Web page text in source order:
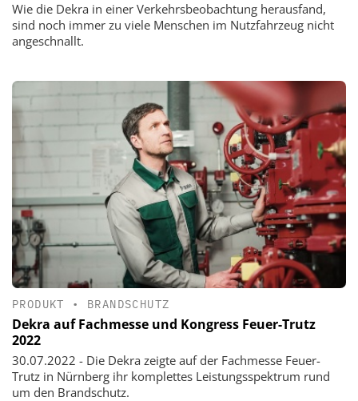
Wie die Dekra in einer Verkehrsbeobachtung herausfand,
sind noch immer zu viele Menschen im Nutzfahrzeug nicht
angeschnallt.
PRODUKT • BRANDSCHUTZ
Dekra auf Fachmesse und Kongress Feuer-Trutz
2022
30.07.2022 - Die Dekra zeigte auf der Fachmesse Feuer-
Trutz in Nürnberg ihr komplettes Leistungsspektrum rund
um den Brandschutz.